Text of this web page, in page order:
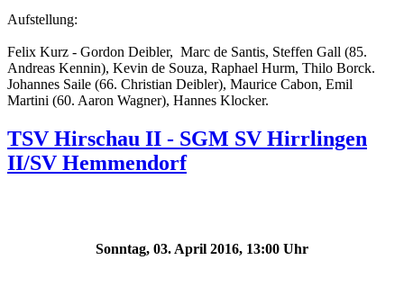
Aufstellung:
Felix Kurz - Gordon Deibler, Marc de Santis, Steffen Gall (85.
Andreas Kennin), Kevin de Souza, Raphael Hurm, Thilo Borck.
Johannes Saile (66. Christian Deibler), Maurice Cabon, Emil
Martini (60. Aaron Wagner), Hannes Klocker.
TSV Hirschau II - SGM SV Hirrlingen
II/SV Hemmendorf
Sonntag, 03. April 2016, 13:00 Uhr